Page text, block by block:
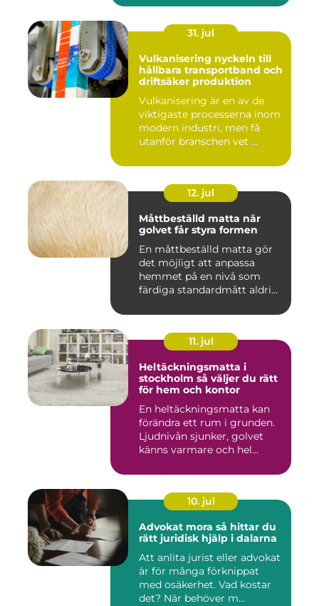
31. jul
Vulkanisering nyckeln till
hållbara transportband och
driftsäker produktion
Vulkanisering är en av de
viktigaste processerna inom
modern industri, men få
utanför branschen vet ...
12. jul
Måttbeställd matta när
golvet får styra formen
En måttbeställd matta gör
det möjligt att anpassa
hemmet på en nivå som
färdiga standardmått aldrig
11. jul
Heltäckningsmatta i
stockholm så väljer du rätt
för hem och kontor
En heltäckningsmatta kan
förändra ett rum i grunden.
Ljudnivån sjunker, golvet
känns varmare och hel...
10. jul
Advokat mora så hittar du
rätt juridisk hjälp i dalarna
Att anlita jurist eller advokat
är för många förknippat
med osäkerhet. Vad kostar
det? När behöver m...